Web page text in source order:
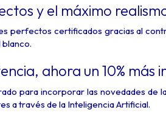
y el máximo
perfectos certificados gracias al
ahora un 10% más
para incorporar las novedades de
a través de la Inteligencia Artificial.